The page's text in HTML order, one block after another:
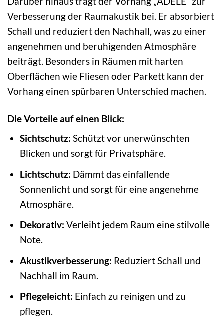
Verbesserung der Raumakustik bei. Er absorbiert
Schall und reduziert den Nachhall, was zu einer
angenehmen und beruhigenden Atmosphäre
beiträgt. Besonders in Räumen mit harten
Oberflächen wie Fliesen oder Parkett kann der
Vorhang einen spürbaren Unterschied machen.
Die Vorteile auf einen Blick:
Sichtschutz: Schützt vor unerwünschten
Blicken und sorgt für Privatsphäre.
Lichtschutz: Dämmt das einfallende
Sonnenlicht und sorgt für eine angenehme
Atmosphäre.
Dekorativ: Verleiht jedem Raum eine stilvolle
Note.
Akustikverbesserung: Reduziert Schall und
Nachhall im Raum.
Pflegeleicht: Einfach zu reinigen und zu
pflegen.